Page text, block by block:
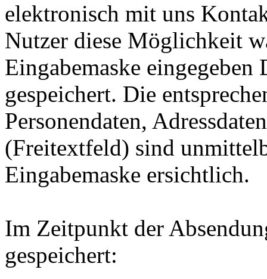
elektronisch mit uns
Nutzer diese Möglichkeit
Eingabemaske
gespeichert. Die
Personendaten,
(Freitextfeld) sind
Eingabemaske ersichtlich.
Im Zeitpunkt der
gespeichert: